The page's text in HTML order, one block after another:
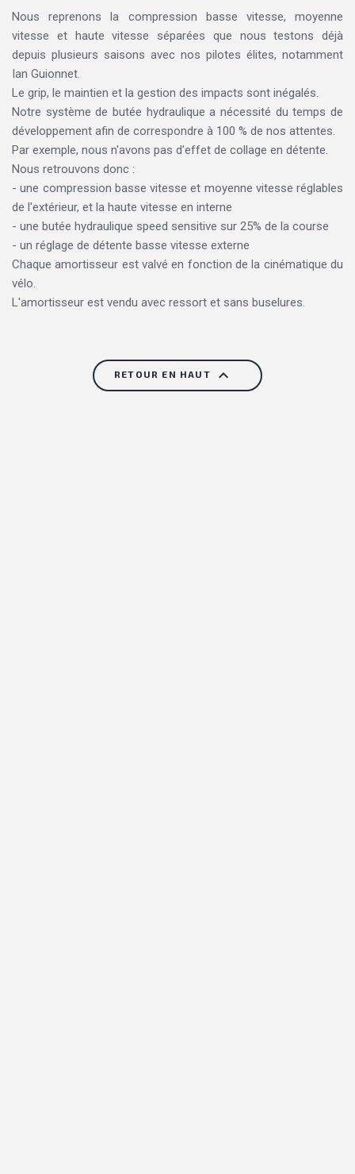
Nous reprenons la compression basse vitesse, moyenne
vitesse et haute vitesse séparées que nous testons déjà
depuis plusieurs saisons avec nos pilotes élites, notamment
Ian Guionnet.
Le grip, le maintien et la gestion des impacts sont inégalés.
Notre système de butée hydraulique a nécessité du temps de
développement afin de correspondre à 100 % de nos attentes.
Par exemple, nous n'avons pas d'effet de collage en détente.
Nous retrouvons donc :
- une compression basse vitesse et moyenne vitesse réglables
de l'extérieur, et la haute vitesse en interne
- une butée hydraulique speed sensitive sur 25% de la course
- un réglage de détente basse vitesse externe
Chaque amortisseur est valvé en fonction de la cinématique du
vélo.
L'amortisseur est vendu avec ressort et sans buselures.
RETOUR EN HAUT 